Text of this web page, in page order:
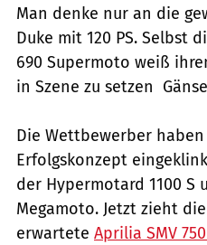
Man denke nur an die
Duke mit 120 PS. Selbst
690 Supermoto weiß
in Szene zu setzen 
Die Wettbewerber
Erfolgskonzept
der Hypermotard 1100 S
Megamoto. Jetzt zieht
erwartete Aprilia SMV